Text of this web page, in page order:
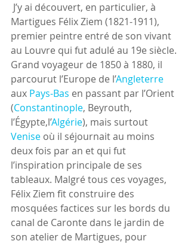
Martigues Félix Ziem (1821-1911),
premier peintre entré de son vivant
au Louvre qui fut adulé au 19e siècle.
Grand voyageur de 1850 à 1880, il
parcourut l’Europe de l’Angleterre
aux Pays-Bas en passant par l’Orient
(Constantinople, Beyrouth,
l’Égypte,l’Algérie), mais surtout
Venise où il séjournait au moins
deux fois par an et qui fut
l’inspiration principale de ses
tableaux. Malgré tous ces voyages,
Félix Ziem fit construire des
mosquées factices sur les bords du
canal de Caronte dans le jardin de
son atelier de Martigues, pour